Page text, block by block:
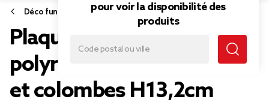
pour voir la disponibilité des
produits
Déco funéraire
Plaque funéraire
polyrésine avec message
et colombes H13,2cm